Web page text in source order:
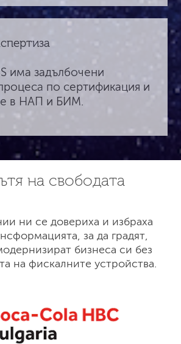
има задълбочени
по сертификация и
в НАП и БИМ.
на свободата
ни се довериха и избраха
за да градят,
бизнеса си без
на фискалните устройства.